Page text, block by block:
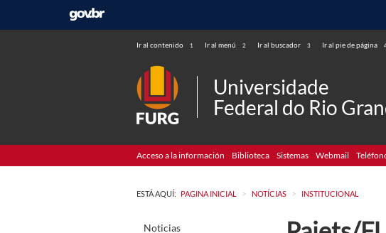
Ir al contenido 1 Ir al menú 2 Ir al buscador 3 Ir al pie de página
Universidade
Federal do Rio
Acceso a la información Biblioteca Sistemas Webmail
ESTÁ AQUÍ: PAGINA INICIAL > NOTÍCIAS > INSTITUCIONAL
Noticias